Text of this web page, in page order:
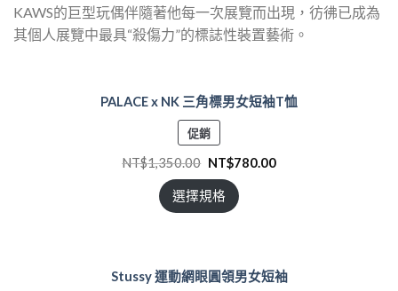
KAWS的巨型玩偶伴隨著他每一次展覽而出現，彷彿已成為
其個人展覽中最具“殺傷力”的標誌性裝置藝術。
PALACE x NK 三角標男女短袖T恤
促銷特
價
商
NT$1,350.00 NT$780.00
選擇規格
Stussy 運動網眼圓領男女短袖